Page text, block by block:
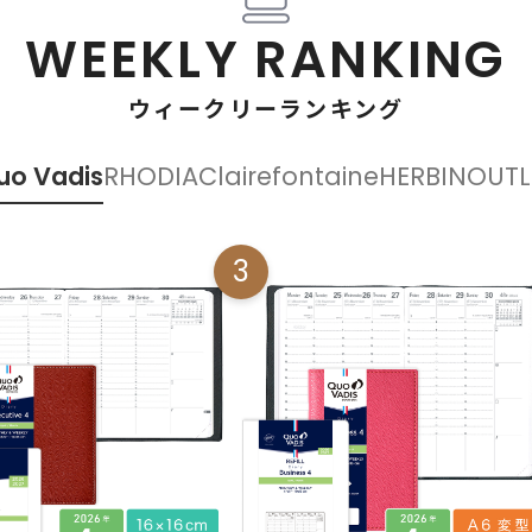
WEEKLY RANKING
ウィークリーランキング
VadisRHODIAClairefontaineHERBIN